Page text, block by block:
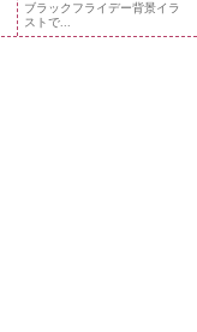
ブラックフライデー背景イラ
ストで...